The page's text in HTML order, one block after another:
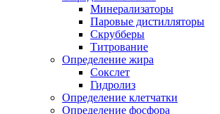
Минерализаторы
Паровые дистилляторы
Скрубберы
Титрование
Определение жира
Сокслет
Гидролиз
Определение клетчатки
Определение фосфора